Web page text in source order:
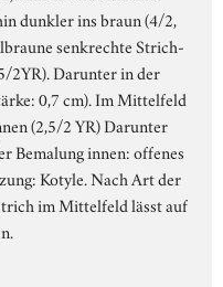
dunkler ins braun (4/2,
senkrechte Strich-
2YR). Darunter in der
0,7 cm). Im Mittelfeld
(2,5/2 YR) Darunter
Bemalung innen: offenes
Kotyle. Nach Art der
im Mittelfeld lässt auf